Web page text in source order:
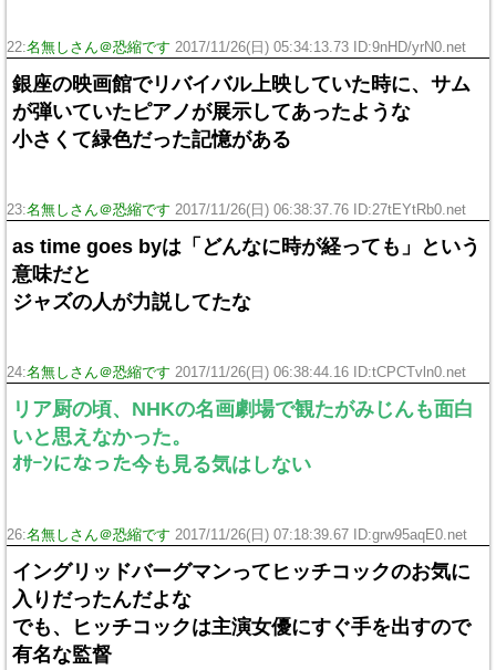
22:名無しさん＠恐縮です 2017/11/26(日) 05:34:13.73 ID:9nHD/yrN0.net
銀座の映画館でリバイバル上映していた時に、サム
が弾いていたピアノが展示してあったような
小さくて緑色だった記憶がある
23:名無しさん＠恐縮です 2017/11/26(日) 06:38:37.76 ID:27tEYtRb0.net
as time goes byは「どんなに時が経っても」という
意味だと
ジャズの人が力説してたな
24:名無しさん＠恐縮です 2017/11/26(日) 06:38:44.16 ID:tCPCTvln0.net
リア厨の頃、NHKの名画劇場で観たがみじんも面白
いと思えなかった。
ｵｻｰﾝになった今も見る気はしない
26:名無しさん＠恐縮です 2017/11/26(日) 07:18:39.67 ID:grw95aqE0.net
イングリッドバーグマンってヒッチコックのお気に
入りだったんだよな
でも、ヒッチコックは主演女優にすぐ手を出すので
有名な監督